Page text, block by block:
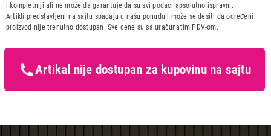
Uvoznik:
ERG
Zemlja porekla:
Turska
kupaca po osnovu zakona o
i kompletniji ali ne može da garantuje da su svi podaci apsolutno ispravni.
Artikli predstavljeni na sajtu spadaju u našu ponudu i može se desiti da određeni
proizvod nije trenutno dostupan. Sve cene su sa uračunatim PDV-om.
Artikal nije dostupan za kupovinu na sajtu
Nastavi kupovinu
Završi kupovinu